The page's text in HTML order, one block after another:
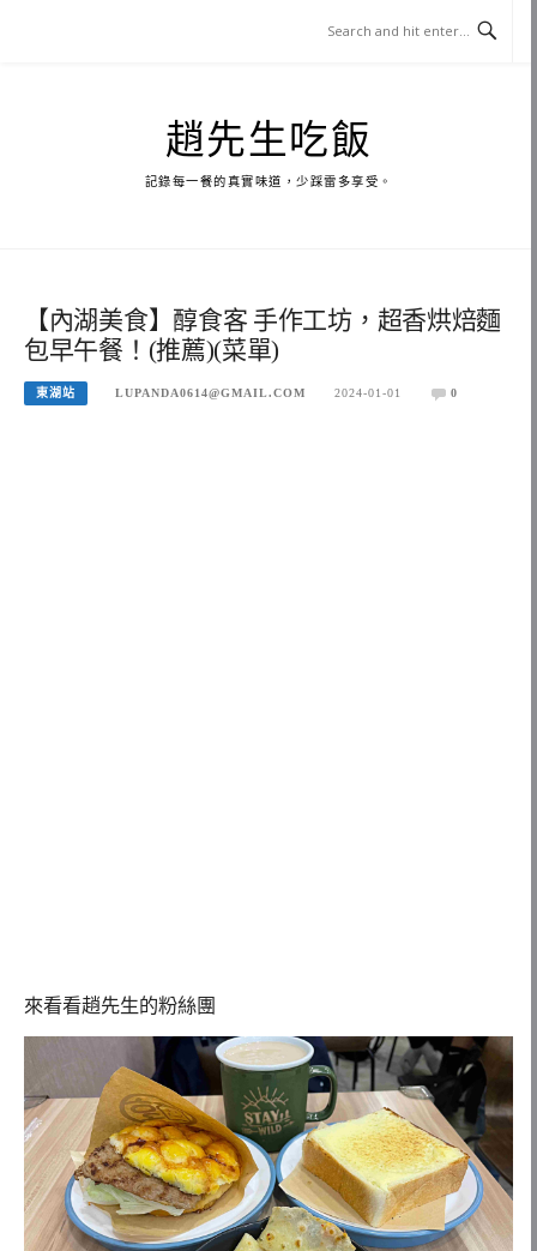
趙先生吃飯
記錄每一餐的真實味道，少踩雷多享受。
【內湖美食】醇食客 手作工坊，超香烘焙麵
包早午餐！(推薦)(菜單)
東湖站 LUPANDA0614@GMAIL.COM 2024-01-01 0
來看看趙先生的粉絲團